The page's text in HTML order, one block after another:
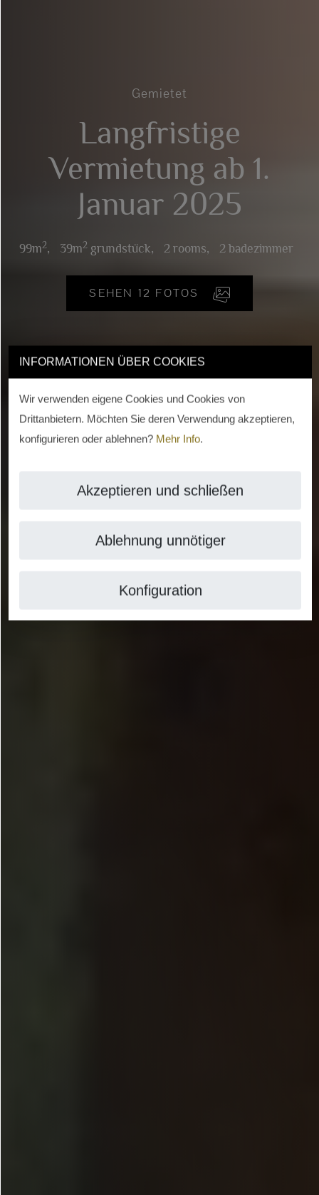
INFORMATIONEN ÜBER COOKIES
Wir verwenden eigene Cookies und Cookies von
Drittanbietern. Möchten Sie deren Verwendung akzeptieren,
konfigurieren oder ablehnen? Mehr Info.
Akzeptieren und schließen
Ablehnung unnötiger
Konfiguration
Gemietet
Langfristige
Vermietung ab 1.
Januar 2025
99m2, 39m2grundstück, 2 rooms, 2 badezimmer
SEHEN 12 FOTOS